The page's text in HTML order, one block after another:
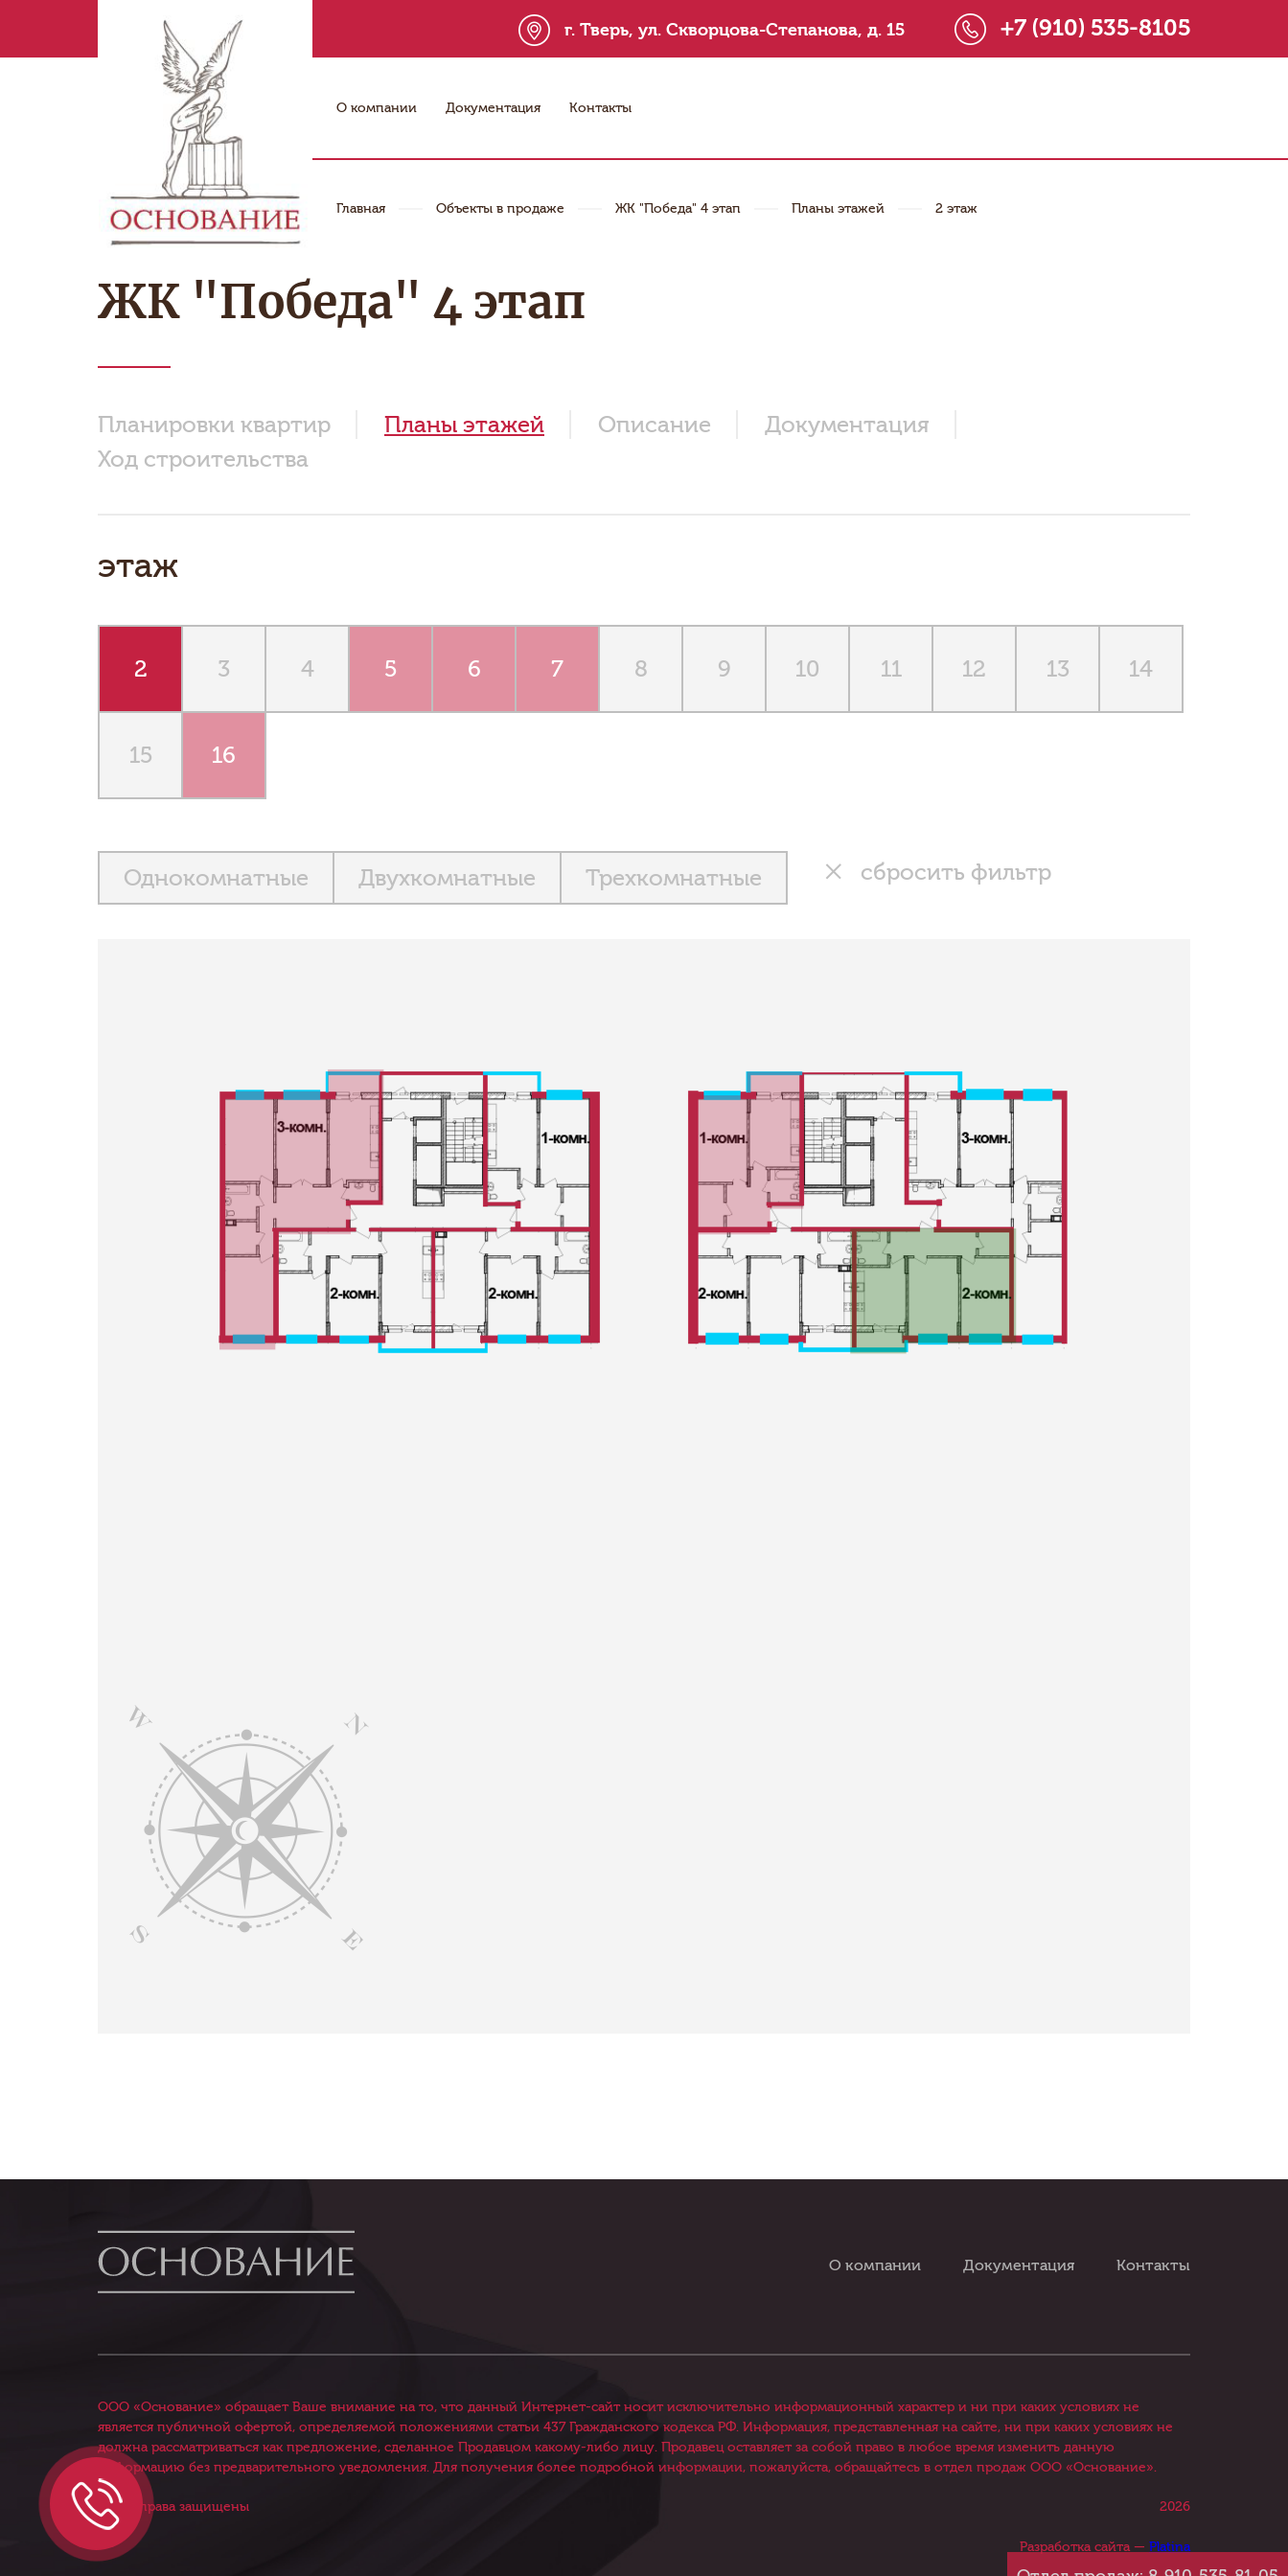
г. Тверь, ул. Скворцова-Степанова, д. 15 +7 (910) 535-8105
О компании Документация Контакты
Главная Объекты в продаже ЖК "Победа" 4 этап Планы этажей 2 этаж
ЖК "Победа" 4 этап
Планировки квартир Планы этажей Описание
Документация
Ход строительства
этаж
2 3 4 5 6 7 8 9 10 11 12 13 14
15 16
Однокомнатные Двухкомнатные Трехкомнатные сбросить фильтр
О компании Документация Контакты
ООО «Основание» обращает Ваше внимание на то, что данный Интернет-сайт носит исключительно информационный характер и ни при каких условиях не
является публичной офертой, определяемой положениями статьи 437 Гражданского кодекса РФ. Информация, представленная на сайте, ни при каких условиях не
должна рассматриваться как предложение, сделанное Продавцом какому-либо лицу. Продавец оставляет за собой право в любое время изменить данную
информацию без предварительного уведомления. Для получения более подробной информации, пожалуйста, обращайтесь в отдел продаж ООО «Основание».
© Все права защищены 2026
Разработка сайта — Platina